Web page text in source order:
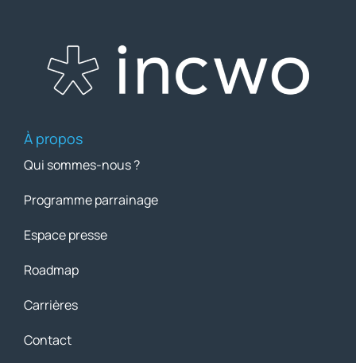
À propos
Qui sommes-nous ?
Programme parrainage
Espace presse
Roadmap
Carrières
Contact